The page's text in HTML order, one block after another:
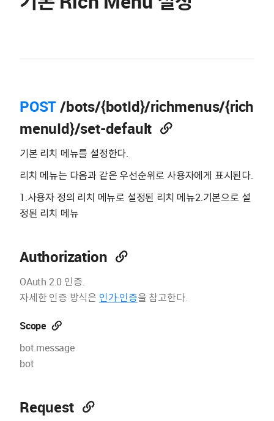
POST/bots/{botId}/richmenus/{rich
menuId}/set-default
기본 리치 메뉴를 설정한다.
리치 메뉴는 다음과 같은 우선순위로 사용자에게 표시된다.
1.사용자 정의 리치 메뉴로 설정된 리치 메뉴2.기본으로 설
정된 리치 메뉴
Authorization
OAuth 2.0 인증.
자세한 인증 방식은 인가·인증을 참고한다.
Scope
bot.message
bot
Request